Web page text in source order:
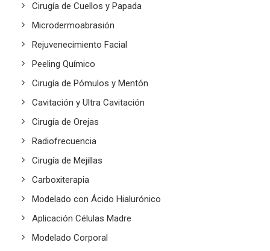
Cirugía de Cuellos y Papada
Microdermoabrasión
Rejuvenecimiento Facial
Peeling Químico
Cirugía de Pómulos y Mentón
Cavitación y Ultra Cavitación
Cirugía de Orejas
Radiofrecuencia
Cirugía de Mejillas
Carboxiterapia
Modelado con Ácido Hialurónico
Aplicación Células Madre
Modelado Corporal